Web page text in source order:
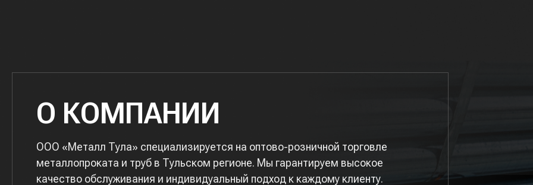
О КОМПАНИИ
ООО «Металл Тула» специализируется на оптово-розничной торговле
металлопроката и труб в Тульском регионе. Мы гарантируем высокое
качество обслуживания и индивидуальный подход к каждому клиенту.